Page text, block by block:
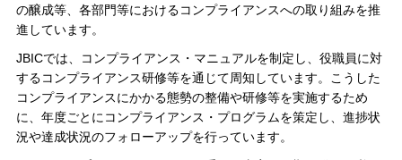
の醸成等、各部門等におけるコンプライアンスへの取り組みを推
進しています。
JBICでは、コンプライアンス・マニュアルを制定し、役職員に対
するコンプライアンス研修等を通じて周知しています。こうした
コンプライアンスにかかる態勢の整備や研修等を実施するため
に、年度ごとにコンプライアンス・プログラムを策定し、進捗状
況や達成状況のフォローアップを行っています。